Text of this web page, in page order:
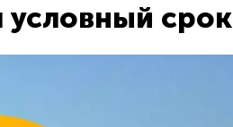
условный срок